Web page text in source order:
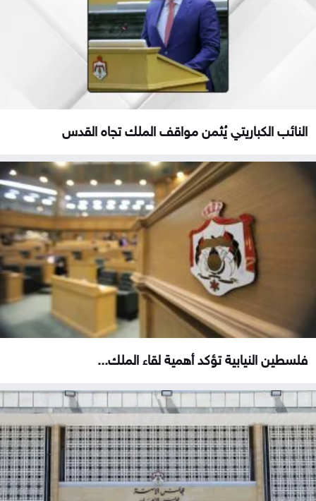
النائب الكباريتي يُثمن مواقف الملك تجاه القدس
فلسطين النيابية تؤكد أهمية لقاء الملك...